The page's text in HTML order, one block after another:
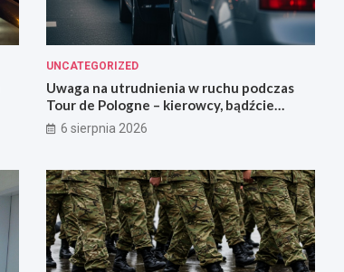
UNCATEGORIZED
Uwaga na utrudnienia w ruchu podczas
Tour de Pologne – kierowcy, bądźcie
przygotowani!
6 sierpnia 2026